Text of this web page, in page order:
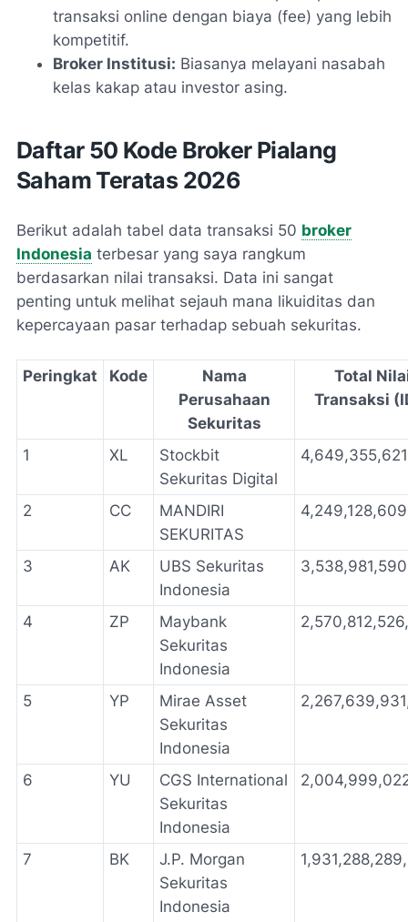
transaksi online dengan biaya (fee) yang lebih
kompetitif.
Broker Institusi: Biasanya melayani nasabah
kelas kakap atau investor asing.
Daftar 50 Kode Broker Pialang
Saham Teratas 2026
Berikut adalah tabel data transaksi 50 broker
Indonesia terbesar yang saya rangkum
berdasarkan nilai transaksi. Data ini sangat
penting untuk melihat sejauh mana likuiditas dan
kepercayaan pasar terhadap sebuah sekuritas.
Peringkat Kode
Nama
Perusahaan
Sekuritas
Total
Transaksi
1 XL
Stockbit
Sekuritas Digital
2 CC
MANDIRI
SEKURITAS
3 AK
UBS Sekuritas
Indonesia
4 ZP
Maybank
Sekuritas
Indonesia
5 YP
Mirae Asset
Sekuritas
Indonesia
6 YU
CGS International
Sekuritas
Indonesia
7 BK
J.P. Morgan
Sekuritas
Indonesia